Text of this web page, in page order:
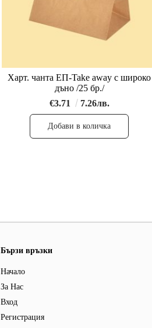
Харт. чанта ЕП-Take away с широко
дъно /25 бр./
€3.71
7.26лв.
Бързи връзки
Начало
За Нас
Вход
Регистрация